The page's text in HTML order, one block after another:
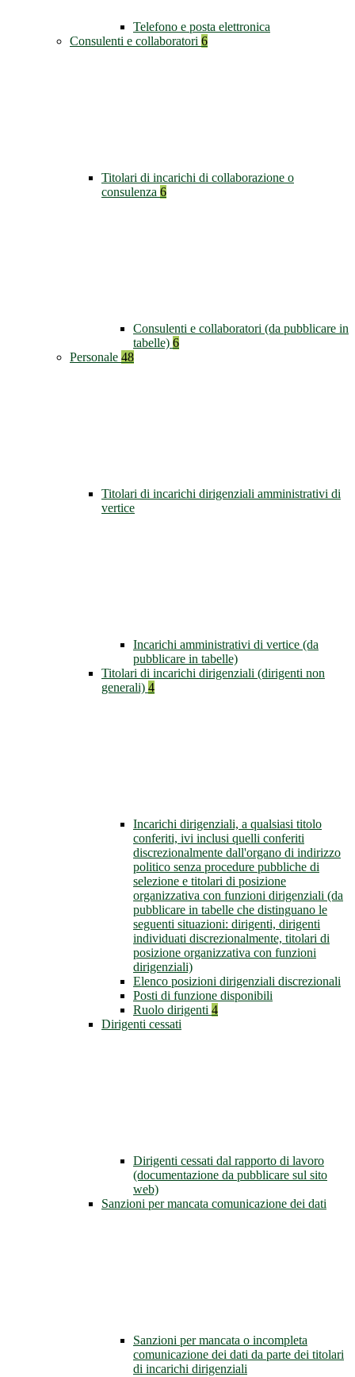
Telefono e posta elettronica
Consulenti e collaboratori 6
Titolari di incarichi di collaborazione o
consulenza 6
Consulenti e collaboratori (da pubblicare in
tabelle) 6
Personale 48
Titolari di incarichi dirigenziali amministrativi di
vertice
Incarichi amministrativi di vertice (da
pubblicare in tabelle)
Titolari di incarichi dirigenziali (dirigenti non
generali) 4
Incarichi dirigenziali, a qualsiasi titolo
conferiti, ivi inclusi quelli conferiti
discrezionalmente dall'organo di indirizzo
politico senza procedure pubbliche di
selezione e titolari di posizione
organizzativa con funzioni dirigenziali (da
pubblicare in tabelle che distinguano le
seguenti situazioni: dirigenti, dirigenti
individuati discrezionalmente, titolari di
posizione organizzativa con funzioni
dirigenziali)
Elenco posizioni dirigenziali discrezionali
Posti di funzione disponibili
Ruolo dirigenti 4
Dirigenti cessati
Dirigenti cessati dal rapporto di lavoro
(documentazione da pubblicare sul sito
web)
Sanzioni per mancata comunicazione dei dati
Sanzioni per mancata o incompleta
comunicazione dei dati da parte dei titolari
di incarichi dirigenziali